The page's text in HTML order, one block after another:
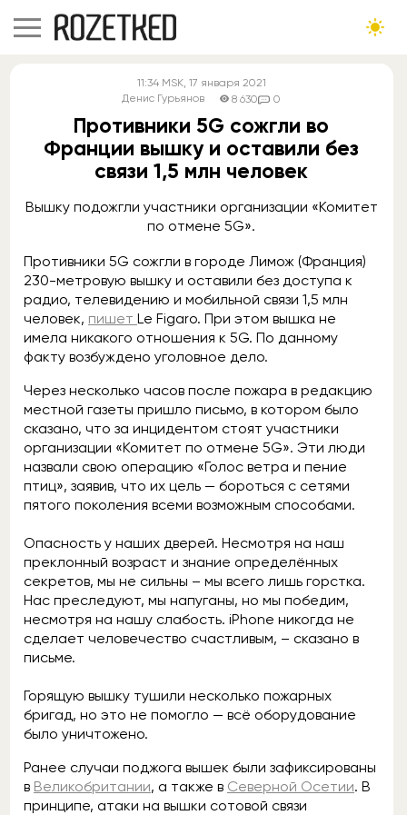
11:34 MSK, 17 января 2021
Денис Гурьянов
8 630 0
Противники 5G сожгли во
Франции вышку и оставили без
связи 1,5 млн человек
Вышку подожгли участники организации «Комитет
по отмене 5G».
Противники 5G сожгли в городе Лимож (Франция)
230-метровую вышку и оставили без доступа к
радио, телевидению и мобильной связи 1,5 млн
человек, пишет Le Figaro. При этом вышка не
имела никакого отношения к 5G. По данному
факту возбуждено уголовное дело.
Через несколько часов после пожара в редакцию
местной газеты пришло письмо, в котором было
сказано, что за инцидентом стоят участники
организации «Комитет по отмене 5G». Эти люди
назвали свою операцию «Голос ветра и пение
птиц», заявив, что их цель — бороться с сетями
пятого поколения всеми возможным способами.
Опасность у наших дверей. Несмотря на наш
преклонный возраст и знание определённых
секретов, мы не сильны – мы всего лишь горстка.
Нас преследуют, мы напуганы, но мы победим,
несмотря на нашу слабость. iPhone никогда не
сделает человечество счастливым, – сказано в
письме.
Горящую вышку тушили несколько пожарных
бригад, но это не помогло — всё оборудование
было уничтожено.
Ранее случаи поджога вышек были зафиксированы
в Великобритании, а также в Северной Осетии. В
принципе, атаки на вышки сотовой связи